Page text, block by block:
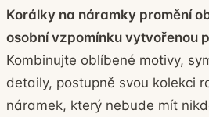
Korálky na náramky promění
osobní vzpomínku vytvořenou
Kombinujte oblíbené motivy,
detaily, postupně svou kolekci
náramek, který nebude mít